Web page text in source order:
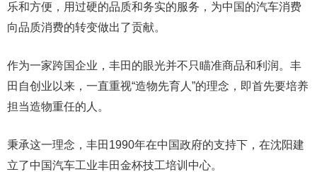
乐和方便，用过硬的品质和务实的服务，为中国的汽车消费
向品质消费的转变做出了贡献。
作为一家跨国企业，丰田的眼光并不只瞄准商品和利润。丰
田自创业以来，一直重视“造物先育人”的理念，即首先要培养
担当造物重任的人。
秉承这一理念，丰田1990年在中国政府的支持下，在沈阳建
立了中国汽车工业丰田金杯技工培训中心。